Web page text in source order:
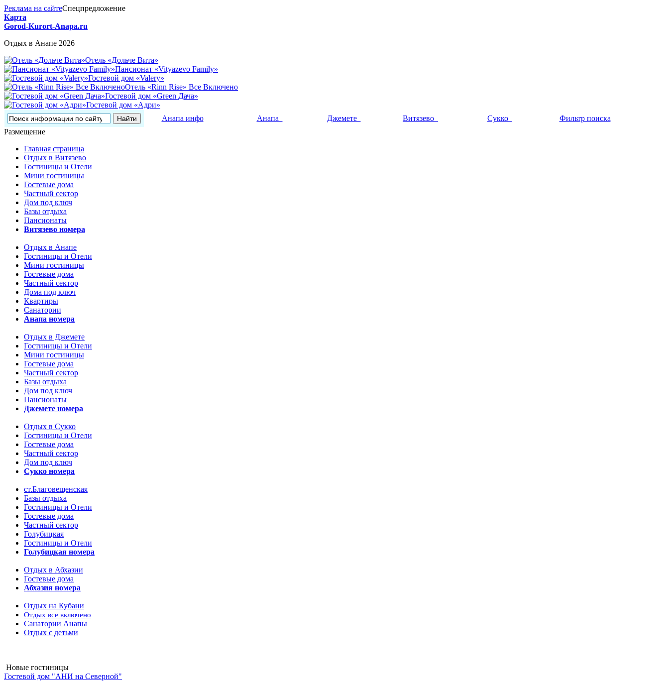
Реклама на сайтеСпецпредложение
Карта
Gorod-Kurort-Anapa.ru
Отдых в Анапе 2026
Отель «Дольче Вита»
Пансионат «Vityazevo Family»
Гостевой дом «Valery»
Отель «Rinn Rise» Все Включено
Гостевой дом «Green Дача»
Гостевой дом «Адри»
Анапа инфо
Анапа Джемете Витязево Сукко
Фильтр поиска
Размещение
Главная страница
Отдых в Витязево
Гостиницы и Отели
Мини гостиницы
Гостевые дома
Частный сектор
Дом под ключ
Базы отдыха
Пансионаты
Витязево номера
Отдых в Анапе
Гостиницы и Отели
Мини гостиницы
Гостевые дома
Частный сектор
Дома под ключ
Квартиры
Санатории
Анапа номера
Отдых в Джемете
Гостиницы и Отели
Мини гостиницы
Гостевые дома
Частный сектор
Базы отдыха
Дом под ключ
Пансионаты
Джемете номера
Отдых в Сукко
Гостиницы и Отели
Гостевые дома
Частный сектор
Дом под ключ
Сукко номера
ст.Благовещенская
Базы отдыха
Гостиницы и Отели
Гостевые дома
Частный сектор
Голубицкая
Гостиницы и Отели
Голубицкая номера
Отдых в Абхазии
Гостевые дома
Абхазия номера
Отдых на Кубани
Отдых все включено
Санатории Анапы
Отдых с детьми
Новые гостиницы
Гостевой дом "АНИ на Северной"